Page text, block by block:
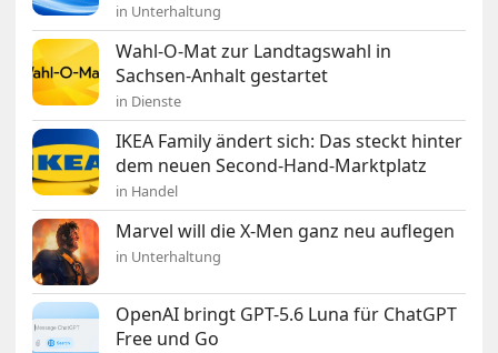
in Unterhaltung
Wahl-O-Mat zur Landtagswahl in
Sachsen-Anhalt gestartet
in Dienste
IKEA Family ändert sich: Das steckt hinter
dem neuen Second-Hand-Marktplatz
in Handel
Marvel will die X-Men ganz neu auflegen
in Unterhaltung
OpenAI bringt GPT-5.6 Luna für ChatGPT
Free und Go